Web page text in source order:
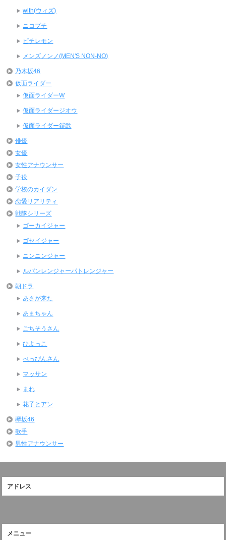
with(ウィズ)
ニコプチ
ピチレモン
メンズノンノ(MEN'S NON-NO)
乃木坂46
仮面ライダー
仮面ライダーW
仮面ライダージオウ
仮面ライダー鎧武
俳優
女優
女性アナウンサー
子役
学校のカイダン
恋愛リアリティ
戦隊シリーズ
ゴーカイジャー
ゴセイジャー
ニンニンジャー
ルパンレンジャーパトレンジャー
朝ドラ
あさが来た
あまちゃん
ごちそうさん
ひよっこ
べっぴんさん
マッサン
まれ
花子とアン
欅坂46
歌手
男性アナウンサー
アドレス
メニュー